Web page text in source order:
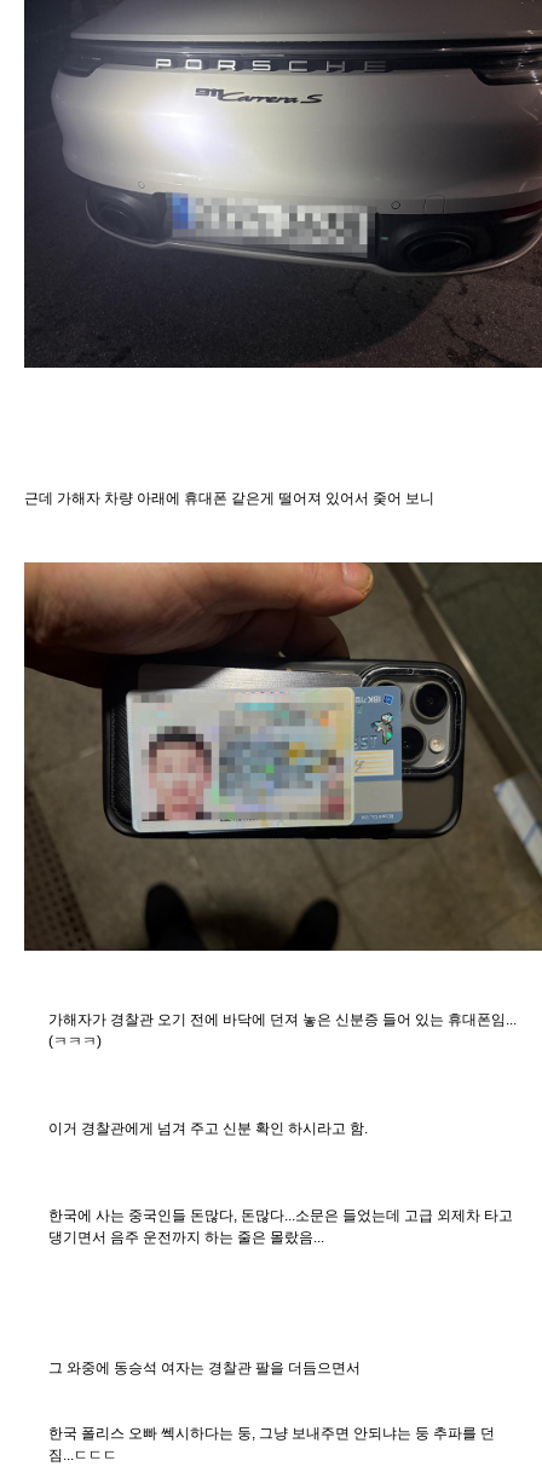
근데 가해자 차량 아래에 휴대폰 같은게 떨어져 있어서 줒어 보니
가해자가 경찰관 오기 전에 바닥에 던져 놓은 신분증 들어 있는 휴대폰임...
(ㅋㅋㅋ)
이거 경찰관에게 넘겨 주고 신분 확인 하시라고 함.
한국에 사는 중국인들 돈많다, 돈많다...소문은 들었는데 고급 외제차 타고
댕기면서 음주 운전까지 하는 줄은 몰랐음...
그 와중에 동승석 여자는 경찰관 팔을 더듬으면서
한국 폴리스 오빠 쎅시하다는 둥, 그냥 보내주면 안되냐는 둥 추파를 던
짐...ㄷㄷㄷ